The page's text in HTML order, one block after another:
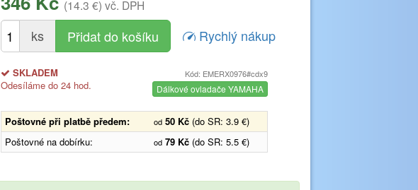
(14.3 €) vč. DPH
ks Rychlý nákup
SKLADEM
Odesíláme do 24 hod.
Kód: EMERX0976#cdx9
Dálkové ovladače YAMAHA
Poštovné při platbě předem: od 50 Kč (do SR: 3.9 €)
Poštovné na dobírku:
od 79 Kč (do SR: 5.5 €)